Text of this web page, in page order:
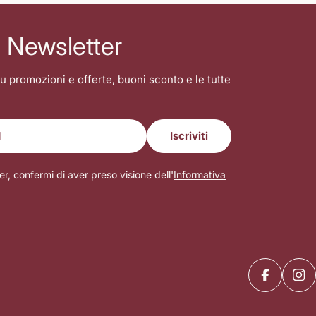
Newsletter
promozioni e offerte, buoni sconto e le tutte
Iscriviti
confermi di aver preso visione dell'Informativa
Facebook